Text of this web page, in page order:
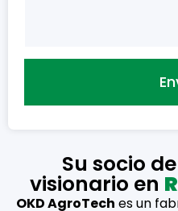
Su socio
visionario en
OKD AgroTech es un